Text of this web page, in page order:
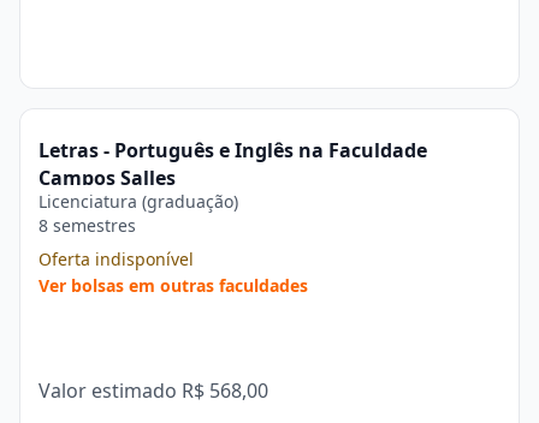
Letras - Português e Inglês na Faculdade
Campos Salles
Licenciatura (graduação)
8 semestres
Oferta indisponível
Ver bolsas em outras faculdades
Valor estimado R$ 568,00